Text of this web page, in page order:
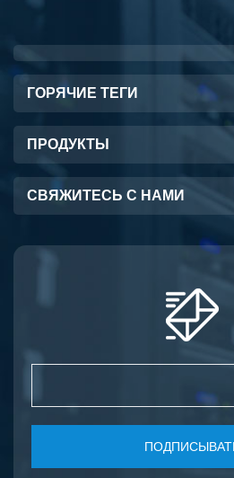
ГОРЯЧИЕ ТЕГИ
ПРОДУКТЫ
СВЯЖИТЕСЬ С НАМИ